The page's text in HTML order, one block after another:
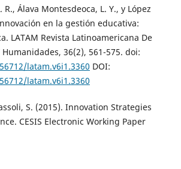
Álava Montesdeoca, L. Y., y López
en la gestión educativa:
LATAM Revista Latinoamericana De
Humanidades, 36(2), 561-575. doi:
latam.v6i1.3360 DOI:
latam.v6i1.3360
S. (2015). Innovation Strategies
CESIS Electronic Working Paper